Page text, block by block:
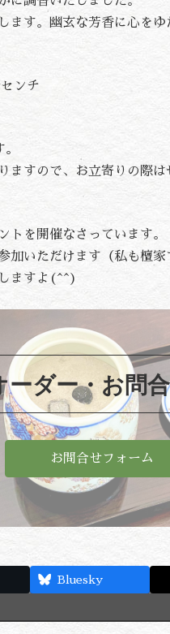
ます。幽玄な芳香に心を
ンチ
ますので、お立寄りの際
トを開催なさっています。
加いただけます（私も檀家
ますよ(^^)
ーダー・お問
お問合せフォーム
Bluesky